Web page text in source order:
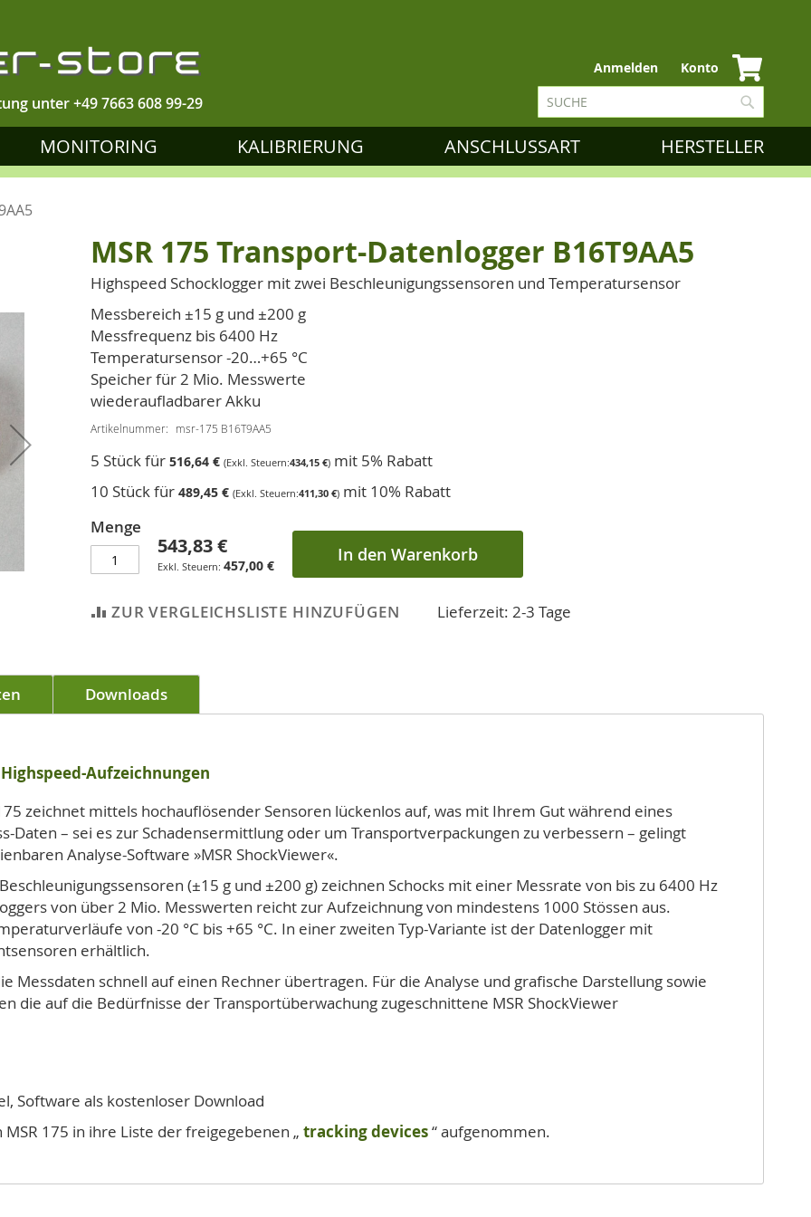
unter+49 7663 608 99-29
Zum
Inhalt
springen
Anmelden Konto
Suche
MONITORING KALIBRIERUNG ANSCHLUSSART HERSTELLER
MSR 175 Transport-Datenlogger B16T9AA5
Highspeed Schocklogger mit zwei Beschleunigungssensoren und Temperatursensor
Messbereich ±15 g und ±200 g
Messfrequenz bis 6400 Hz
Temperatursensor -20…+65 °C
Speicher für 2 Mio. Messwerte
wiederaufladbarer Akku
Artikelnummer msr-175 B16T9AA5
5 Stück für 516,64 € 434,15 € mit 5% Rabatt
10 Stück für 489,45 € 411,30 € mit 10% Rabatt
Menge
543,83 €
457,00 € In den Warenkorb
ZUR VERGLEICHSLISTE HINZUFÜGEN Lieferzeit: 2-3 Tage
Downloads
Aufzeichnungen
zeichnet mittels hochauflösender Sensoren lückenlos auf, was mit Ihrem Gut während eines
Daten – sei es zur Schadensermittlung oder um Transportverpackungen zu verbessern – gelingt
Analyse-Software »MSR ShockViewer«.
(±15 g und ±200 g) zeichnen Schocks mit einer Messrate von bis zu 6400 Hz
von über 2 Mio. Messwerten reicht zur Aufzeichnung von mindestens 1000 Stössen aus.
von -20 °C bis +65 °C. In einer zweiten Typ-Variante ist der Datenlogger mit
erhältlich.
Messdaten schnell auf einen Rechner übertragen. Für die Analyse und grafische Darstellung sowie
die auf die Bedürfnisse der Transportüberwachung zugeschnittene MSR ShockViewer
Software als kostenloser Download
175 in ihre Liste der freigegebenen „ tracking devices“ aufgenommen.